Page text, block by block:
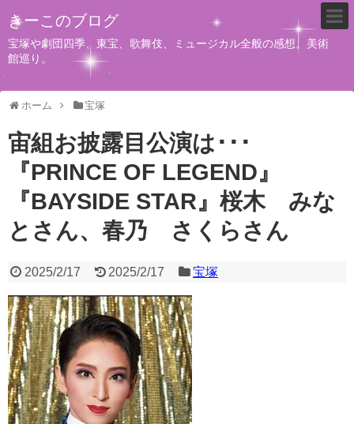
きーこのブログ
宝塚や劇団四季、東宝、歌舞伎、ミュージカル全般の感想。美術
館巡り。
ホーム 宝塚
宙組お披露目公演は･･･
『PRINCE OF LEGEND』
『BAYSIDE STAR』桜木 みな
とさん、春乃 さくらさん
2025/2/17 2025/2/17 宝塚